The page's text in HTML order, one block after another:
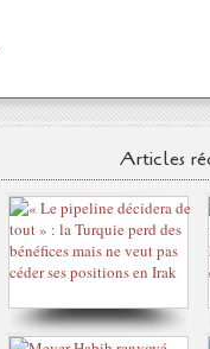
Articles